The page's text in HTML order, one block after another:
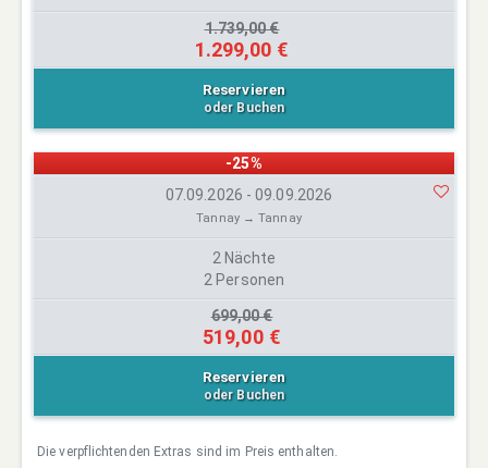
1.739,00 €
1.299,00 €
Reservieren
oder Buchen
-25%
07.09.2026 - 09.09.2026
Tannay → Tannay
2 Nächte
2 Personen
699,00 €
519,00 €
Reservieren
oder Buchen
Die verpflichtenden Extras sind im Preis enthalten.